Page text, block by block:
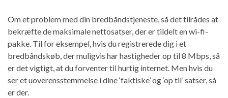
Om et problem med din bredbåndstjeneste, så det tilrådes at
bekræfte de maksimale nettosatser, der er tildelt en wi-fi-
pakke. Til for eksempel, hvis du registrerede dig i et
bredbåndskøb, der muligvis har hastigheder op til 8 Mbps, så
er det vigtigt, at du forventer til hurtig internet. Men hvis du
ser et uoverensstemmelse i dine ‘faktiske’ og ‘op til’ satser, så
er der.